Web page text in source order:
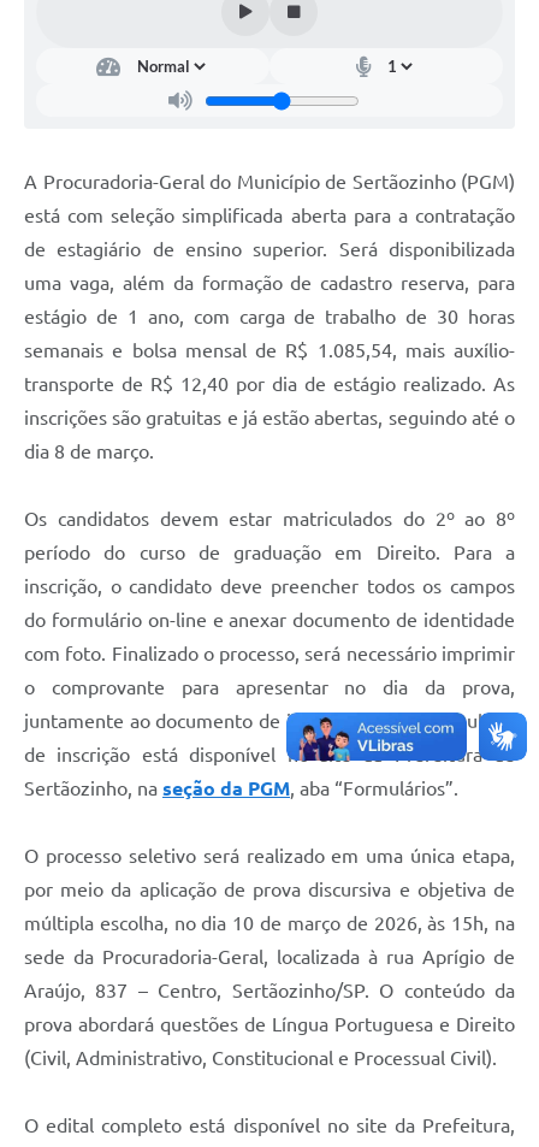
Notícias
Ouvidoria
Sistema de Bibliotecas Públicas
Atribuição de Aulas
Contas Públicas
Contratos
Editais
Área Restrita
Cemitérios
E-mails dos setores
SERTPREV
A Procuradoria-Geral do Município de Sertãozinho (PGM)
está com seleção simplificada aberta para a contratação
de estagiário de ensino superior. Será disponibilizada
uma vaga, além da formação de cadastro reserva, para
estágio de 1 ano, com carga de trabalho de 30 horas
semanais e bolsa mensal de R$ 1.085,54, mais auxílio-
transporte de R$ 12,40 por dia de estágio realizado. As
inscrições são gratuitas e já estão abertas, seguindo até o
dia 8 de março.
Os candidatos devem estar matriculados do 2º ao 8º
período do curso de graduação em Direito. Para a
inscrição, o candidato deve preencher todos os campos
do formulário on-line e anexar documento de identidade
com foto. Finalizado o processo, será necessário imprimir
o comprovante para apresentar no dia da prova,
juntamente ao documento de identificação. O formulário
de inscrição está disponível no site da Prefeitura de
Sertãozinho, na seção da PGM, aba “Formulários”.
O processo seletivo será realizado em uma única etapa,
por meio da aplicação de prova discursiva e objetiva de
múltipla escolha, no dia 10 de março de 2026, às 15h, na
sede da Procuradoria-Geral, localizada à rua Aprígio de
Araújo, 837 – Centro, Sertãozinho/SP. O conteúdo da
prova abordará questões de Língua Portuguesa e Direito
(Civil, Administrativo, Constitucional e Processual Civil).
O edital completo está disponível no site da Prefeitura,